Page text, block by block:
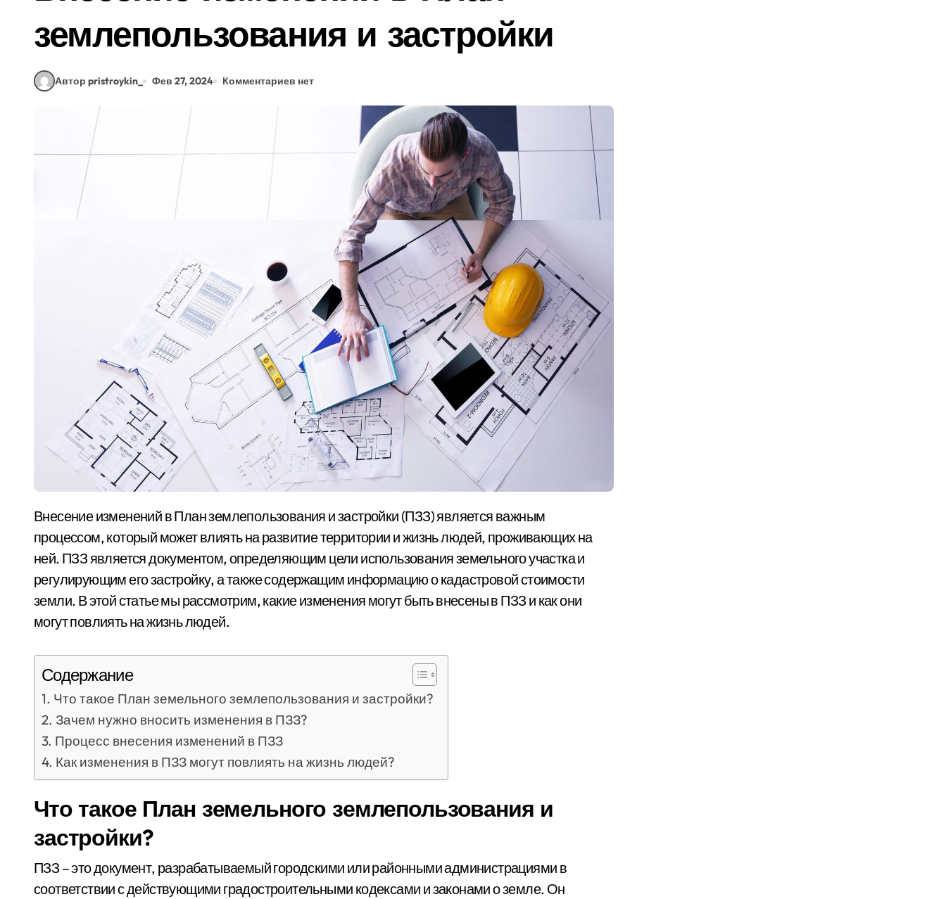
землепользования и застройки
Автор pristroykin_ Фев 27, 2024 Комментариев нет
Внесение изменений в План землепользования и застройки (ПЗЗ) является важным
процессом, который может влиять на развитие территории и жизнь людей, проживающих на
ней. ПЗЗ является документом, определяющим цели использования земельного участка и
регулирующим его застройку, а также содержащим информацию о кадастровой стоимости
земли. В этой статье мы рассмотрим, какие изменения могут быть внесены в ПЗЗ и как они
могут повлиять на жизнь людей.
Содержание
Что такое План земельного землепользования и застройки?
Зачем нужно вносить изменения в ПЗЗ?
Процесс внесения изменений в ПЗЗ
Как изменения в ПЗЗ могут повлиять на жизнь людей?
Что такое План земельного землепользования и
застройки?
ПЗЗ – это документ, разрабатываемый городскими или районными администрациями в
соответствии с действующими градостроительными кодексами и законами о земле. Он